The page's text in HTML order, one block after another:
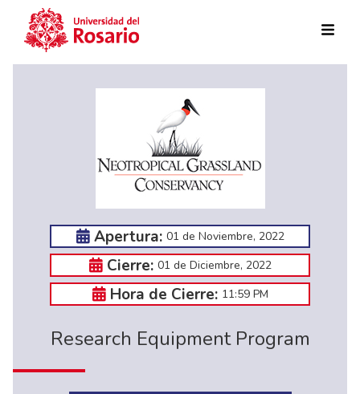
Apertura: 01 de Noviembre, 2022
Cierre: 01 de Diciembre, 2022
Hora de Cierre: 11:59 PM
Research Equipment Program